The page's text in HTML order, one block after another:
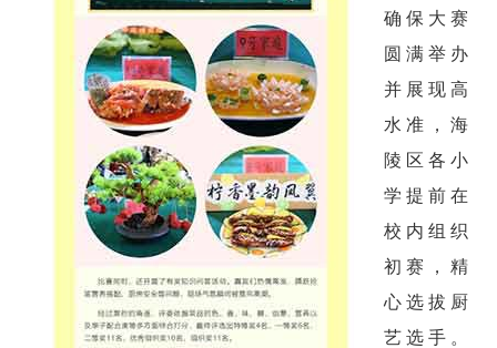
确保大赛
圆满举办
并展现高
水准，海
陵区各小
学提前在
校内组织
初赛，精
心选拔厨
艺选手。